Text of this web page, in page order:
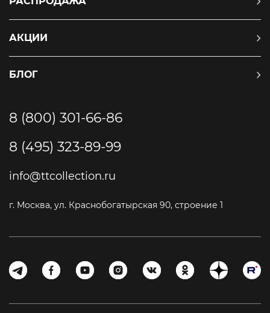
АКЦИИ
БЛОГ
8 (800) 301-66-86
8 (495) 323-89-99
info@ttcollection.ru
г. Москва, ул. Краснобогатырская 90, строение 1